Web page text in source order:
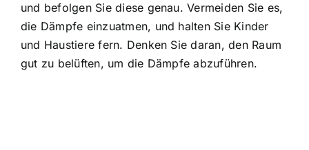
und befolgen Sie diese genau. Vermeiden Sie es,
die Dämpfe einzuatmen, und halten Sie Kinder
und Haustiere fern. Denken Sie daran, den Raum
gut zu belüften, um die Dämpfe abzuführen.